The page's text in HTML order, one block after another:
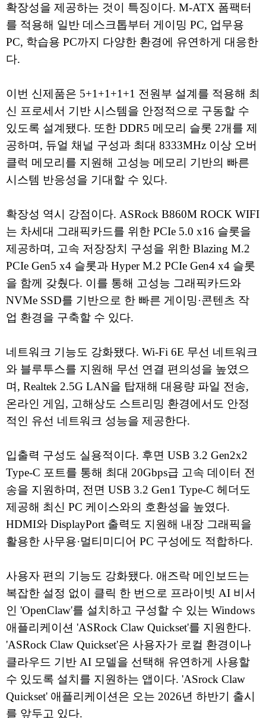
확장성을 제공하는 것이 특징이다. M-ATX 폼팩터
를 적용해 일반 데스크톱부터 게이밍 PC, 업무용
PC, 학습용 PC까지 다양한 환경에 유연하게 대응한
다.
이번 신제품은 5+1+1+1+1 전원부 설계를 적용해 최
신 프로세서 기반 시스템을 안정적으로 구동할 수
있도록 설계됐다. 또한 DDR5 메모리 슬롯 2개를 제
공하며, 듀얼 채널 구성과 최대 8333MHz 이상 오버
클럭 메모리를 지원해 고성능 메모리 기반의 빠른
시스템 반응성을 기대할 수 있다.
확장성 역시 강점이다. ASRock B860M ROCK WIFI
는 차세대 그래픽카드를 위한 PCIe 5.0 x16 슬롯을
제공하며, 고속 저장장치 구성을 위한 Blazing M.2
PCIe Gen5 x4 슬롯과 Hyper M.2 PCIe Gen4 x4 슬롯
을 함께 갖췄다. 이를 통해 고성능 그래픽카드와
NVMe SSD를 기반으로 한 빠른 게이밍·콘텐츠 작
업 환경을 구축할 수 있다.
네트워크 기능도 강화됐다. Wi-Fi 6E 무선 네트워크
와 블루투스를 지원해 무선 연결 편의성을 높였으
며, Realtek 2.5G LAN을 탑재해 대용량 파일 전송,
온라인 게임, 고해상도 스트리밍 환경에서도 안정
적인 유선 네트워크 성능을 제공한다.
입출력 구성도 실용적이다. 후면 USB 3.2 Gen2x2
Type-C 포트를 통해 최대 20Gbps급 고속 데이터 전
송을 지원하며, 전면 USB 3.2 Gen1 Type-C 헤더도
제공해 최신 PC 케이스와의 호환성을 높였다.
HDMI와 DisplayPort 출력도 지원해 내장 그래픽을
활용한 사무용·멀티미디어 PC 구성에도 적합하다.
사용자 편의 기능도 강화됐다. 애즈락 메인보드는
복잡한 설정 없이 클릭 한 번으로 프라이빗 AI 비서
인 'OpenClaw'를 설치하고 구성할 수 있는 Windows
애플리케이션 'ASRock Claw Quickset'를 지원한다.
'ASRock Claw Quickset'은 사용자가 로컬 환경이나
클라우드 기반 AI 모델을 선택해 유연하게 사용할
수 있도록 설치를 지원하는 앱이다. 'ASrock Claw
Quickset' 애플리케이션은 오는 2026년 하반기 출시
를 앞두고 있다.